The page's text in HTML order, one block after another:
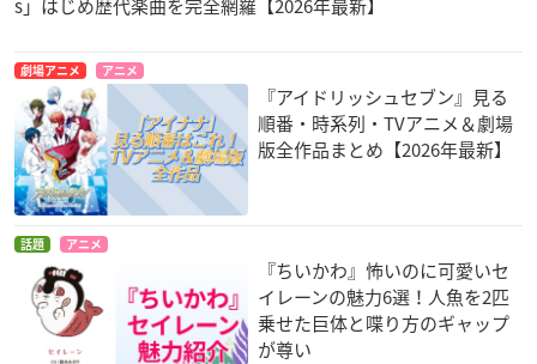
s」はじめ歴代楽曲を完全網羅【2026年最新】
劇場アニメ アニメ
『アイドリッシュセブン』見る
順番・時系列・TVアニメ＆劇場
版全作品まとめ【2026年最新】
話題 アニメ
『ちいかわ』怖いのに可愛いセ
イレーンの魅力6選！人魚を2匹
乗せた巨体と喋り方のギャップ
が尊い